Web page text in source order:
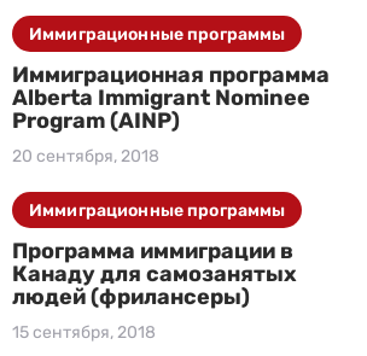
Иммиграционная программа
Alberta Immigrant Nominee
Program (AINP)
20 сентября, 2018
Иммиграционные программы
Программа иммиграции в
Канаду для самозанятых
людей (фрилансеры)
15 сентября, 2018
Иммиграционные программы